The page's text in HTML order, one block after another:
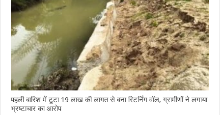
पहली बारिश में टूटा 19 लाख की लागत से बना रिटर्निंग वॉल, ग्रामीणों ने लगाया
भ्रष्टाचार का आरोप